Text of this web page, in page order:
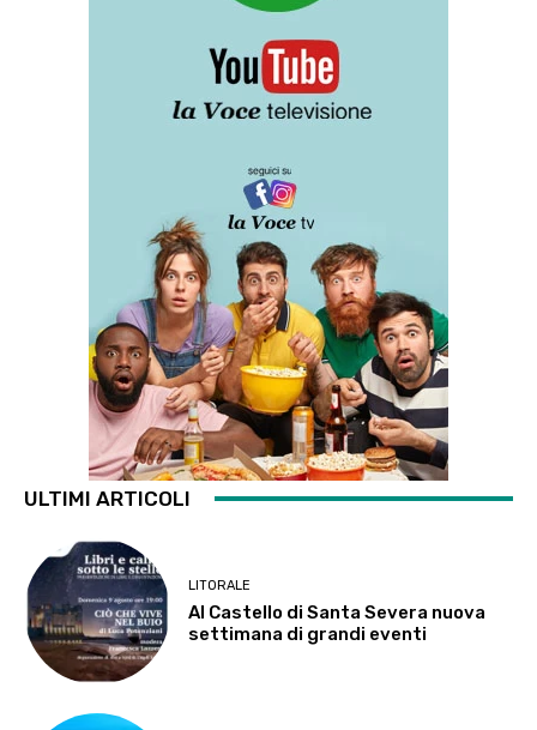
ULTIMI ARTICOLI
LITORALE
Al Castello di Santa Severa nuova
settimana di grandi eventi